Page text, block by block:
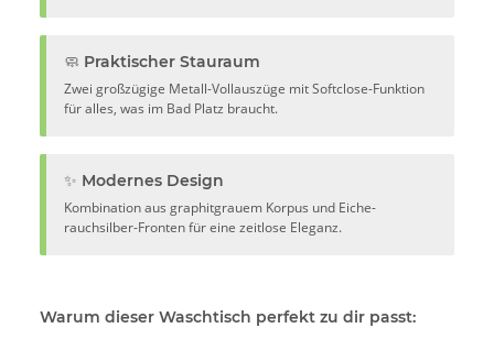
🧼 Praktischer Stauraum
Zwei großzügige Metall-Vollauszüge mit Softclose-Funktion
für alles, was im Bad Platz braucht.
✨ Modernes Design
Kombination aus graphitgrauem Korpus und Eiche-
rauchsilber-Fronten für eine zeitlose Eleganz.
Warum dieser Waschtisch perfekt zu dir passt: